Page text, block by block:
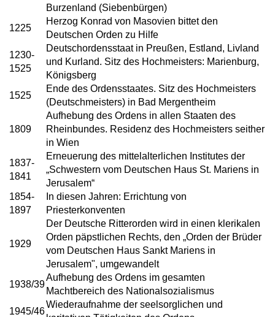
Burzenland (Siebenbürgen)
1225
Herzog Konrad von Masovien bittet den
Deutschen Orden zu Hilfe
1230-
1525
Deutschordensstaat in Preußen, Estland, Livland
und Kurland. Sitz des Hochmeisters: Marienburg,
Königsberg
1525
Ende des Ordensstaates. Sitz des Hochmeisters
(Deutschmeisters) in Bad Mergentheim
1809
Aufhebung des Ordens in allen Staaten des
Rheinbundes. Residenz des Hochmeisters seither
in Wien
1837-
1841
Erneuerung des mittelalterlichen Institutes der
„Schwestern vom Deutschen Haus St. Mariens in
Jerusalem“
1854-
1897
In diesen Jahren: Errichtung von
Priesterkonventen
1929
Der Deutsche Ritterorden wird in einen klerikalen
Orden päpstlichen Rechts, den „Orden der Brüder
vom Deutschen Haus Sankt Mariens in
Jerusalem", umgewandelt
1938/39
Aufhebung des Ordens im gesamten
Machtbereich des Nationalsozialismus
1945/46
Wiederaufnahme der seelsorglichen und